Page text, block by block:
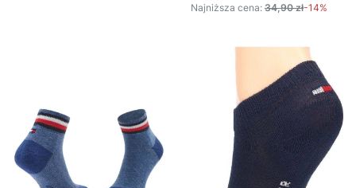
Najniższa cena: 34,90 zł-14%